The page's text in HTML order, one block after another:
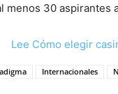
menos 30
Lee Cómo elegir
Internacionales